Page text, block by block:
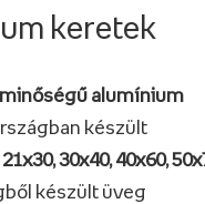
keretek
alumínium
készült
21x30, 30x40, 40x60,
készült üveg